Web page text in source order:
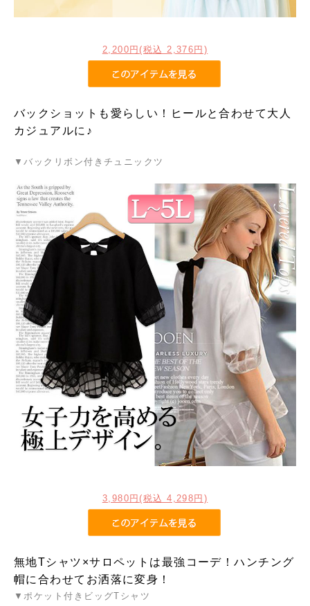
2,200円(税込 2,376円)
バックショットも愛らしい！ヒールと合わせて大人
カジュアルに♪
▼バックリボン付きチュニックツ
3,980円(税込 4,298円)
無地Tシャツ×サロペットは最強コーデ！ハンチング
帽に合わせてお洒落に変身！
▼ポケット付きビッグTシャツ